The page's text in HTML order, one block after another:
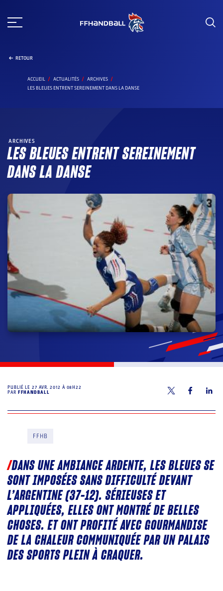
au
RETOUR
ACCUEIL ACTUALITÉS
ARCHIVES
LES BLEUES ENTRENT SEREINEMENT DANS LA DANSE
ARCHIVES
LES BLEUES ENTRENT SEREINEMENT
DANS LA DANSE
PUBLIÉ LE27 AVR. 2012 À 08H22
PAR FFHANDBALL
FFHB
DANS UNE AMBIANCE ARDENTE, LES BLEUES SE
SONT IMPOSÉES SANS DIFFICULTÉ DEVANT
L’ARGENTINE (37-12). SÉRIEUSES ET
APPLIQUÉES, ELLES ONT MONTRÉ DE BELLES
CHOSES. ET ONT PROFITÉ AVEC GOURMANDISE
DE LA CHALEUR COMMUNIQUÉE PAR UN PALAIS
DES SPORTS PLEIN À CRAQUER.